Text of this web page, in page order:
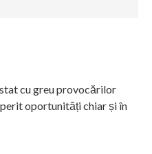
cu greu provocărilor
oportunități chiar și în